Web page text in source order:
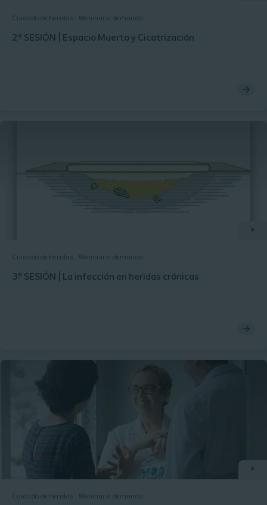
Cuidado de heridas Webinar a demanda
2º SESIÓN | Espacio Muerto y Cicatrización
Cuidado de heridas Webinar a demanda
3º SESIÓN | La infección en heridas crónicas
Cuidado de heridas Webinar a demanda